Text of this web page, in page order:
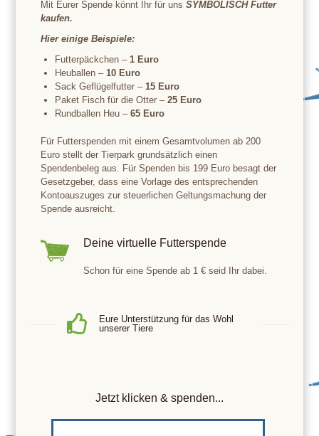
Mit Eurer Spende könnt Ihr für unsSYMBOLISCH Futter
kaufen.
Hier einige Beispiele:
Futterpäckchen –1 Euro
Heuballen –10 Euro
Sack Geflügelfutter –15 Euro
Paket Fisch für die Otter –25 Euro
Rundballen Heu –65 Euro
Für Futterspenden mit einem Gesamtvolumen ab 200
Euro stellt der Tierpark grundsätzlich einen
Spendenbeleg aus. Für Spenden bis 199 Euro besagt der
Gesetzgeber, dass eine Vorlage des entsprechenden
Kontoauszuges zur steuerlichen Geltungsmachung der
Spende ausreicht.
Deine virtuelle Futterspende
Schon für eine Spende ab 1 € seid Ihr dabei.
Eure Unterstützung für das Wohl
unserer Tiere
Jetzt klicken & spenden...